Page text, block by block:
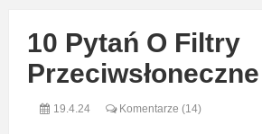
10 Pytań O Filtry
19.4.24 Komentarze (14)